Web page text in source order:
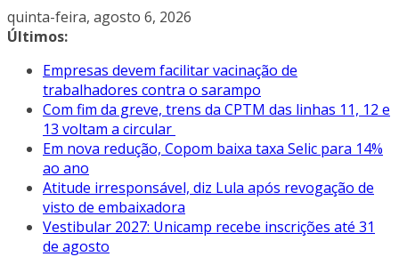
Pular
para
conteúdo
quinta-feira, agosto 6, 2026
Últimos:
Empresas devem facilitar vacinação de
trabalhadores contra o sarampo
Com fim da greve, trens da CPTM das linhas 11, 12 e
13 voltam a circular
Em nova redução, Copom baixa taxa Selic para 14%
ao ano
Atitude irresponsável, diz Lula após revogação de
visto de embaixadora
Vestibular 2027: Unicamp recebe inscrições até 31
de agosto